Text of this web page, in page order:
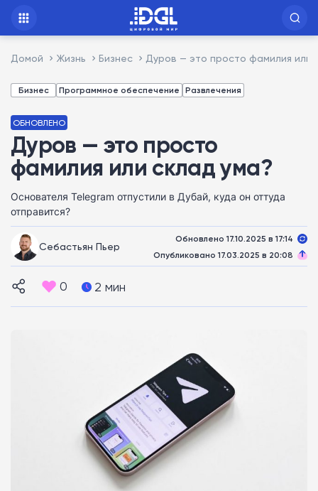
Домой Жизнь Бизнес Дуров — это просто фамилия или
Бизнес Программное обеспечение Развлечения
ОБНОВЛЕНО
Дуров — это просто
фамилия или склад ума?
Основателя Telegram отпустили в Дубай, куда он оттуда
отправится?
Себастьян Пьер
Обновлено 17.10.2025 в 17:14
Опубликовано 17.03.2025 в 20:08
0 2 мин